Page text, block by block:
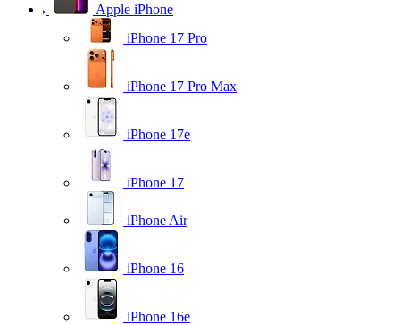
Apple iPhone
iPhone 17 Pro
iPhone 17 Pro Max
iPhone 17e
iPhone 17
iPhone Air
iPhone 16
iPhone 16e